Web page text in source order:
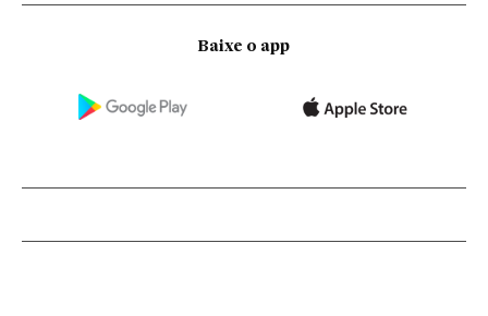
Baixe o app